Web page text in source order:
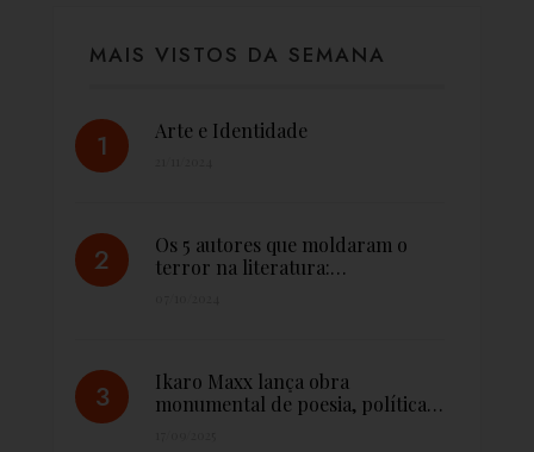
MAIS VISTOS DA SEMANA
Arte e Identidade
Os 5 autores que moldaram o
terror na literatura:…
Ikaro Maxx lança obra
monumental de poesia, política…